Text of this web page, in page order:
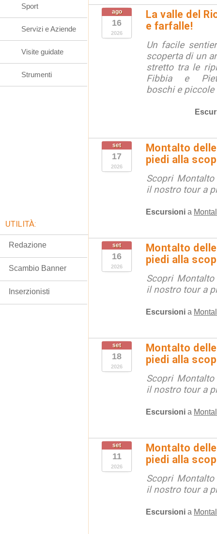
ago
16
2026
La valle del
e farfalle!
Un facile
scoperta di un
stretto tra le
Fibbia e
boschi e piccole
set
17
2026
Montalto
piedi alla
Scopri
il nostro tour a
Escursioni a
set
16
2026
Montalto
piedi alla
Scopri
il nostro tour a
Escursioni a
set
18
2026
Montalto
piedi alla
Scopri
il nostro tour a
Escursioni a
set
11
2026
Montalto
piedi alla
Scopri
il nostro tour a
Escursioni a
Sport
Servizi e Aziende
Visite guidate
Strumenti
UTILITÀ:
Redazione
Scambio Banner
Inserzionisti